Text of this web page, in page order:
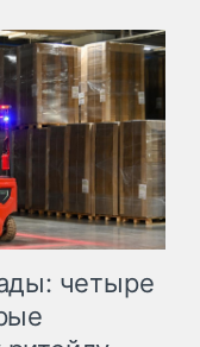
четыре